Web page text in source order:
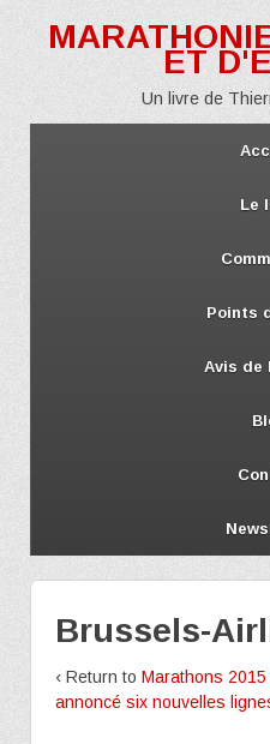
ET
Un livre de
Le
Points
Avis de
Brussels-
‹ Return to Marathons
annoncé six nouvelles